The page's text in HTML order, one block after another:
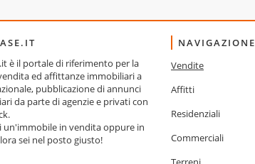
è il portale di riferimento per la
ed affittanze immobiliari a
pubblicazione di annunci
da parte di agenzie e privati con
un'immobile in vendita oppure in
sei nel posto giusto!
NAVIGAZIONE
Vendite
Affitti
Residenziali
Commerciali